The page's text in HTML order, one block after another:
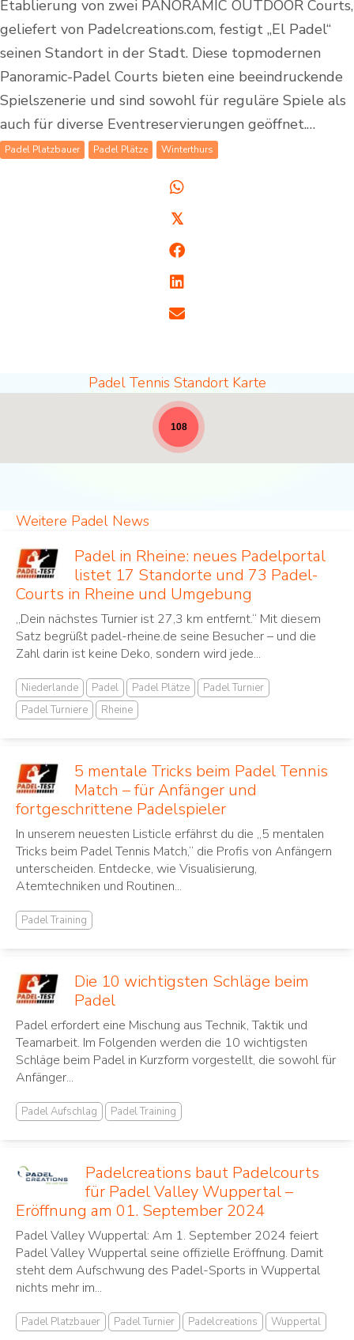
Etablierung von zwei PANORAMIC OUTDOOR Courts,
geliefert von Padelcreations.com, festigt „El Padel“
seinen Standort in der Stadt. Diese topmodernen
Panoramic-Padel Courts bieten eine beeindruckende
Spielszenerie und sind sowohl für reguläre Spiele als
auch für diverse Eventreservierungen geöffnet.…
Padel Platzbauer Padel Plätze Winterthurs
𝕏
Padel Tennis Standort Karte
Padel Standorte - volle Breite für News [19]
108
Weitere Padel News
Padel in Rheine: neues Padelportal
listet 17 Standorte und 73 Padel-
Courts in Rheine und Umgebung
„Dein nächstes Turnier ist 27,3 km entfernt.“ Mit diesem
Satz begrüßt padel-rheine.de seine Besucher – und die
Zahl darin ist keine Deko, sondern wird jede...
Niederlande Padel Padel Plätze
Padel Turnier
Padel Turniere
Rheine
5 mentale Tricks beim Padel Tennis
Match – für Anfänger und
fortgeschrittene Padelspieler
In unserem neuesten Listicle erfährst du die „5 mentalen
Tricks beim Padel Tennis Match,“ die Profis von Anfängern
unterscheiden. Entdecke, wie Visualisierung,
Atemtechniken und Routinen...
Padel Training
Die 10 wichtigsten Schläge beim
Padel
Padel erfordert eine Mischung aus Technik, Taktik und
Teamarbeit. Im Folgenden werden die 10 wichtigsten
Schläge beim Padel in Kurzform vorgestellt, die sowohl für
Anfänger...
Padel Aufschlag Padel Training
Padelcreations baut Padelcourts
für Padel Valley Wuppertal –
Eröffnung am 01. September 2024
Padel Valley Wuppertal: Am 1. September 2024 feiert
Padel Valley Wuppertal seine offizielle Eröffnung. Damit
steht dem Aufschwung des Padel-Sports in Wuppertal
nichts mehr im...
Padel Platzbauer Padel Turnier Padelcreations Wuppertal